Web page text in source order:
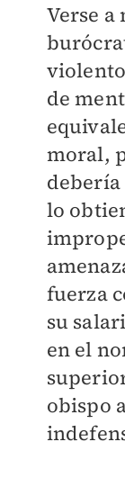
Verse a
de
moral,
lo
fuerza
su
en el
obispo